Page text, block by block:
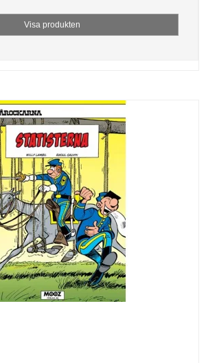
Visa produkten